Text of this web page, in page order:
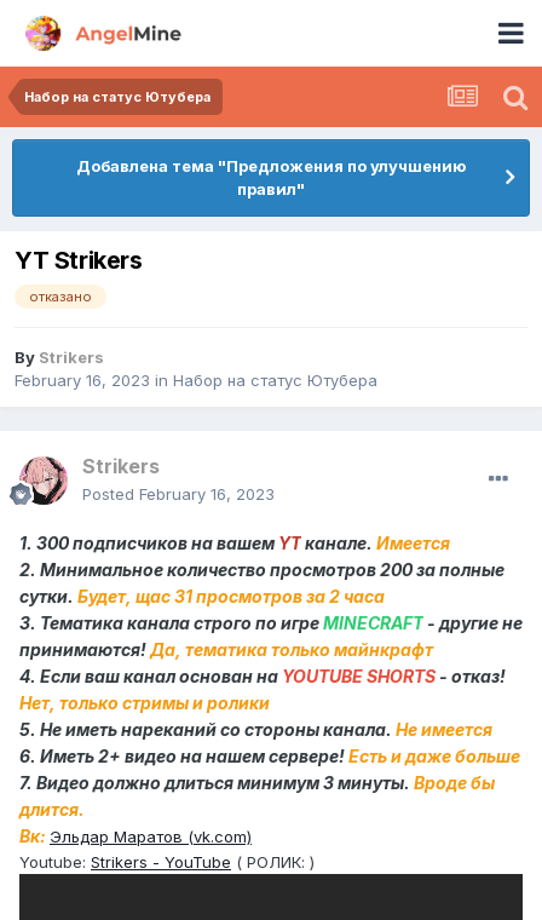
Набор на статус Ютубера
Добавлена тема "Предложения по улучшению
правил"
YT Strikers
отказано
By Strikers
February 16, 2023 in Набор на статус Ютубера
Strikers
Posted February 16, 2023
1. 300подписчиков на вашем YTканале. Имеется
2. Минимальное количество просмотров200за полные
сутки. Будет, щас 31 просмотров за 2 часа
3. Тематика канала строго по игреMINECRAFT - другие не
принимаются!Да, тематика только майнкрафт
4. Если ваш канал основан на YOUTUBE SHORTS - отказ!
Нет, только стримы и ролики
5. Не иметь нареканий со стороны канала. Не имеется
6. Иметь2+ видео на нашем сервере!Есть и даже больше
7. Видео должно длиться минимум3минуты. Вроде бы
длится.
Вк: Эльдар Маратов (vk.com)
Youtube: Strikers - YouTube ( РОЛИК: )